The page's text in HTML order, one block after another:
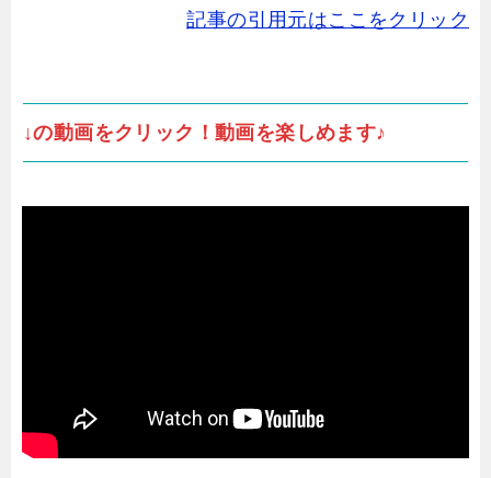
記事の引用元はここをクリック
↓の動画をクリック！動画を楽しめます♪